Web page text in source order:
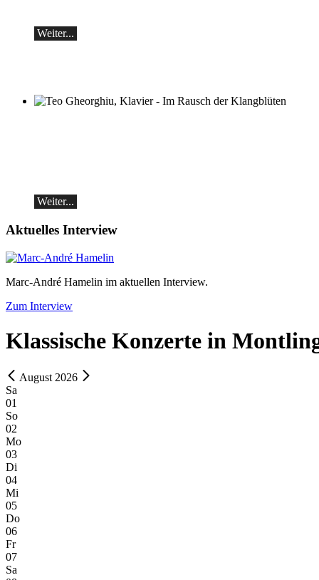
Weiter...
Weiter...
Aktuelles Interview
Marc-André Hamelin im aktuellen Interview.
Zum Interview
Klassische Konzerte in
August 2026
Sa
01
So
02
Mo
03
Di
04
Mi
05
Do
06
Fr
07
Sa